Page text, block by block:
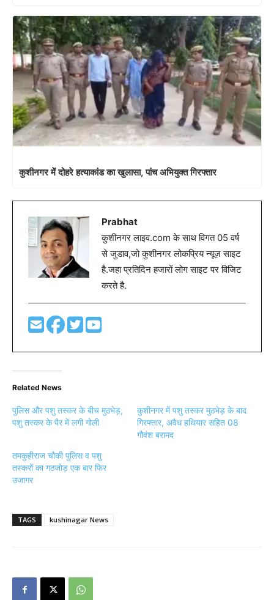
कुशीनगर में दोहरे हत्याकांड का खुलासा, पांच अभियुक्त गिरफ्तार
Prabhat
कुशीनगर लाइव.com के साथ विगत 05 वर्ष
से जुडाव,जो कुशीनगर लोकप्रिय न्यूज़ साइट
है.जहा प्रतिदिन हजारों लोग साइट पर विजिट
करते है.
Related News
पुलिस और पशु तस्कर के बीच मुठभेड़,
पशु तस्कर के पैर में लगी गोली
कुशीनगर में पशु तस्कर मुठभेड़ के बाद
गिरफ्तार, अवैध हथियार सहित 08
गौवंश बरामद
तमकुहीराज चौकी पुलिस व पशु
तस्करों का गठजोड़ एक बार फिर
उजागर
TAGS kushinagar News